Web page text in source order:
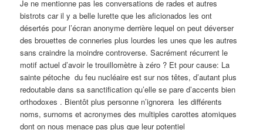
Je ne mentionne pas les conversations de rades et autres
bistrots car il y a belle lurette que les aficionados les ont
désertés pour l’écran anonyme derrière lequel on peut déverser
des brouettes de conneries plus lourdes les unes que les autres
sans craindre la moindre controverse. Sacrément récurrent le
motif actuel d’avoir le trouillomètre à zéro ? Et pour cause: La
sainte pétoche du feu nucléaire est sur nos têtes, d’autant plus
redoutable dans sa sanctification qu’elle se pare d’accents bien
orthodoxes . Bientôt plus personne n’ignorera les différents
noms, surnoms et acronymes des multiples carottes atomiques
dont on nous menace pas plus que leur potentiel